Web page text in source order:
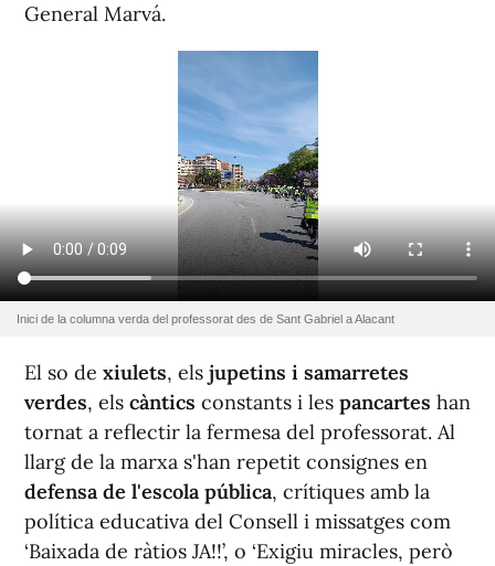
General Marvá.
Inici de la columna verda del professorat des de Sant Gabriel a Alacant
El so de xiulets, els jupetins i samarretes
verdes, els càntics constants i les pancartes han
tornat a reflectir la fermesa del professorat. Al
llarg de la marxa s'han repetit consignes en
defensa de l'escola pública, crítiques amb la
política educativa del Consell i missatges com
‘Baixada de ràtios JA!!’, o ‘Exigiu miracles, però